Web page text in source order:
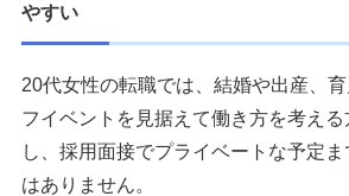
やすい
20代女性の転職では、結婚や出産、
フイベントを見据えて働き方を考え
し、採用面接でプライベートな予定
はありません。